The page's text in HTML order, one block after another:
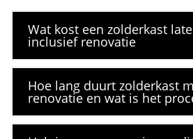
Wat kost een zolderkast
inclusief renovatie
Hoe lang duurt zolderkast
renovatie en wat is het